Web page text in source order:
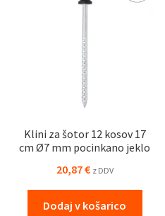
Klini za šotor 12 kosov 17
cm Ø7 mm pocinkano jeklo
20,87€ z DDV
Dodaj v košarico